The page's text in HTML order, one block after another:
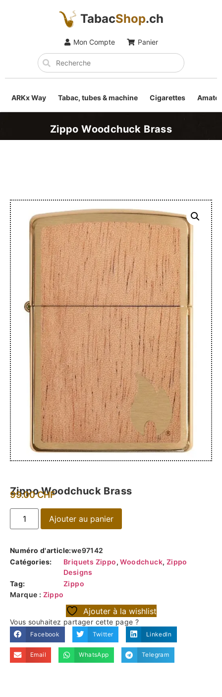
TabacShop.ch
Mon Compte Panier
ARKx Way Tabac, tubes & machine Cigarettes
Zippo Woodchuck Brass
Zippo Woodchuck Brass
99.00CHF
Ajouter au panier
Numéro d'article:we97142
Catégories:
Briquets Zippo,Woodchuck, Zippo
Designs
Tag:
Zippo
Marque : Zippo
Ajouter à la wishlist
Vous souhaitez partager cette page ?
Facebook Twitter LinkedIn
Email WhatsApp Telegram